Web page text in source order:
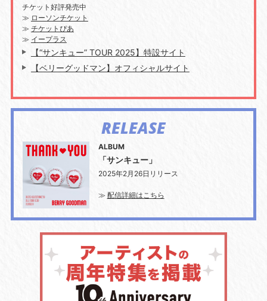
チケット好評発売中
≫ ローソンチケット
≫ チケットぴあ
≫ イープラス
【“サンキュー” TOUR 2025】特設サイト
【ベリーグッドマン】オフィシャルサイト
RELEASE
ALBUM
「サンキュー」
2025年2月26日リリース
≫ 配信詳細はこちら